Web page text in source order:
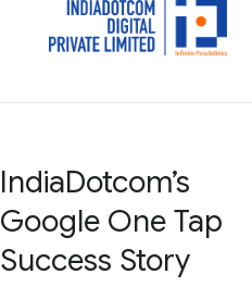
IndiaDotcom’s
Google One Tap
Success Story